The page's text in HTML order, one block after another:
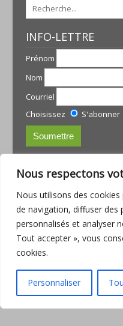
Nous respectons
Nous utilisons des
de navigation, diffuser des
personnalisés et analyser
Tout accepter », vous
cookies.
Personnaliser
INFO-LETTRE
Prénom
Nom
Courriel
Choisissez
S'abonner
courriel :
Téléphone : (418) 803-9918
JEAN-PHILIPPE RUETTE
Téléphone : (418) 563-6286
Politique de